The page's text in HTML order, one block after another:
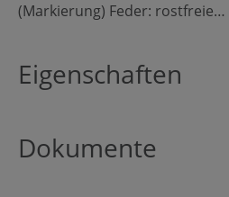
(Markierung) Feder: rostfreie…
Eigenschaften
Dokumente